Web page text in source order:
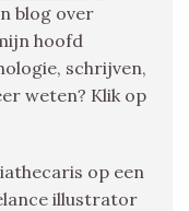
blog over
hoofd
schrijven,
weten? Klik op
op een
illustrator